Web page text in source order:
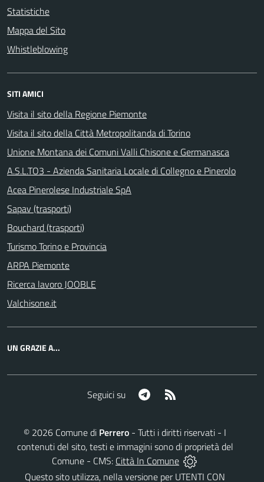
Statistiche
Mappa del Sito
Whistleblowing
SITI AMICI
Visita il sito della Regione Piemonte
Visita il sito della Città Metropolitanda di Torino
Unione Montana dei Comuni Valli Chisone e Germanasca
A.S.L.TO3 - Azienda Sanitaria Locale di Collegno e Pinerolo
Acea Pinerolese Industriale SpA
Sapav (trasporti)
Bouchard (trasporti)
Turismo Torino e Provincia
ARPA Piemonte
Ricerca lavoro JOOBLE
Valchisone.it
UN GRAZIE A...
Seguici su Telegram
© 2026 Comune di Perrero - Tutti i diritti riservati - I
contenuti del sito, testi e immagini sono di proprietà del
Comune - CMS: Città In Comune
Questo sito utilizza, nella versione per UTENTI CON